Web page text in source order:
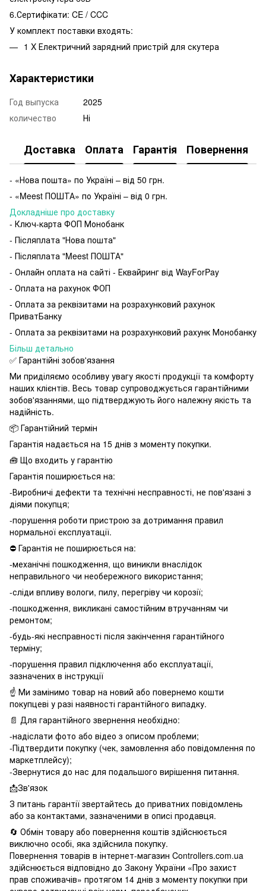
6.Сертифікати: CE / CCC
У комплект поставки входять:
1 X Електричний зарядний пристрій для скутера
Характеристики
Год выпуска
2025
количество
Ні
Доставка Оплата Гарантія Повернення
- «Нова пошта» по Україні – від 50 грн.
- «Meest ПОШТА» по Україні – від 0 грн.
Докладніше про доставку
- Ключ-карта ФОП Монобанк
- Післяплата "Нова пошта"
- Післяплата "Meest ПОШТА"
- Онлайн оплата на сайті - Еквайринг від WayForPay
- Оплата на рахунок ФОП
- Оплата за реквізитами на розрахунковий рахунок
ПриватБанку
- Оплата за реквізитами на розрахунковий рахунк Монобанку
Більш детально
✅ Гарантійні зобов'язання
Ми приділяємо особливу увагу якості продукції та комфорту
наших клієнтів. Весь товар супроводжується гарантійними
зобов'язаннями, що підтверджують його належну якість та
надійність.
📦 Гарантійний термін
Гарантія надається на 15 днів з моменту покупки.
🧰 Що входить у гарантію
Гарантія поширюється на:
-Виробничі дефекти та технічні несправності, не пов'язані з
діями покупця;
-порушення роботи пристрою за дотримання правил
нормальної експлуатації.
⛔️ Гарантія не поширюється на:
-механічні пошкодження, що виникли внаслідок
неправильного чи необережного використання;
-сліди впливу вологи, пилу, перегріву чи корозії;
-пошкодження, викликані самостійним втручанням чи
ремонтом;
-будь-які несправності після закінчення гарантійного
терміну;
-порушення правил підключення або експлуатації,
зазначених в інструкції
☝️ Ми замінимо товар на новий або повернемо кошти
покупцеві у разі наявності гарантійного випадку.
📄 Для гарантійного звернення необхідно:
-надіслати фото або відео з описом проблеми;
-Підтвердити покупку (чек, замовлення або повідомлення по
маркетплейсу);
-Звернутися до нас для подальшого вирішення питання.
📩Зв'язок
З питань гарантії звертайтесь до приватних повідомлень
або за контактами, зазначеними в описі продавця.
🔄 Обмін товару або повернення коштів здійснюється
виключно особі, яка здійснила покупку.
Повернення товарів в інтернет-магазин Controllers.com.ua
здійснюється відповідно до Закону України «Про захист
прав споживачів» протягом 14 днів з моменту покупки при